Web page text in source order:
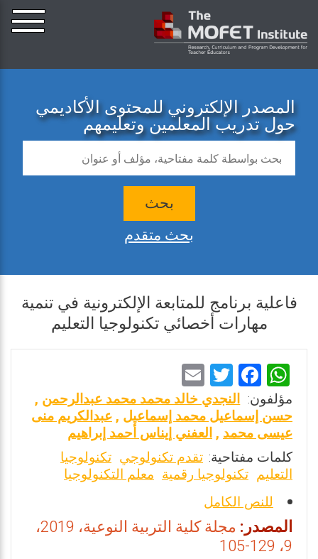
المصدر الإلكتروني للمحتوى الأكاديمي
حول تدريب المعلمين وتعليمهم
بحث
بحث متقدم
فاعلية برنامج للمتابعة الإلكترونية في تنمية
مهارات أخصائي تكنولوجيا التعليم
W
h
at
s
A
p
p
F
a
ce
b
o
o
k
T
wi
tt
er
m
ai
l
مؤلفون: النجدي خالد محمد محمد عبدالرحمن ,
حسن إسماعيل محمد إسماعيل ,عبدالكريم منى
عيسى محمد ,العفني إيناس أحمد إبراهيم
كلمات مفتاحية: تقدم تكنولوجي تكنولوجيا
التعليم تكنولوجيا رقمية معلم التكنولوجيا
للنص الكامل
المصدر:
مجلة كلية التربية النوعية، 2019،
9، 129-105